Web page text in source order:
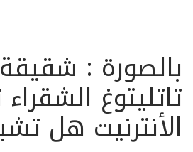
بالصورة :
تاتليتوغ
الأنترنيت هل